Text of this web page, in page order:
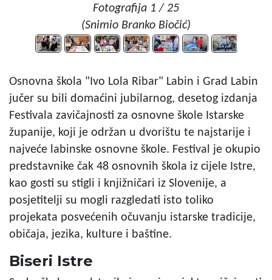
Fotografija 1 / 25
(Snimio Branko Biočić)
Osnovna škola "Ivo Lola Ribar" Labin i Grad Labin
jučer su bili domaćini jubilarnog, desetog izdanja
Festivala zavičajnosti za osnovne škole Istarske
županije, koji je održan u dvorištu te najstarije i
najveće labinske osnovne škole. Festival je okupio
predstavnike čak 48 osnovnih škola iz cijele Istre,
kao gosti su stigli i knjižničari iz Slovenije, a
posjetitelji su mogli razgledati isto toliko
projekata posvećenih očuvanju istarske tradicije,
običaja, jezika, kulture i baštine.
Biseri Istre